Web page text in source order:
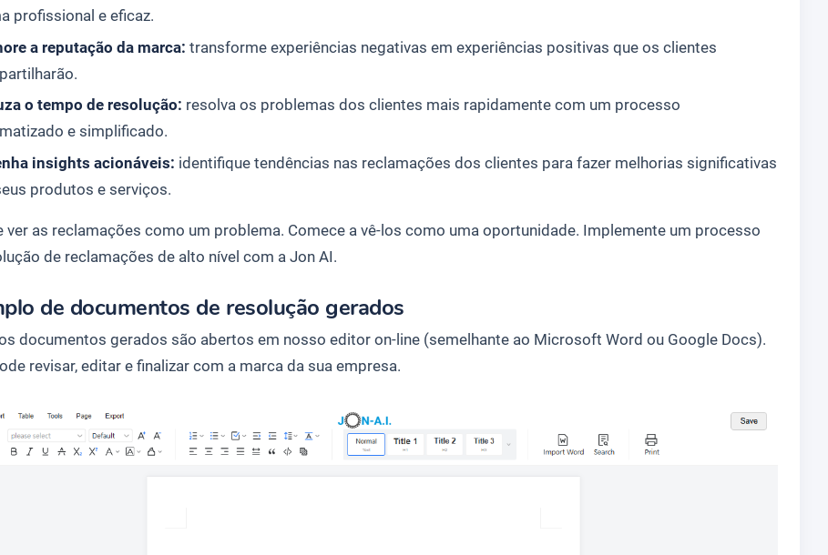
profissional e eficaz.
a reputação da marca: transforme experiências negativas em experiências positivas que os clientes
o tempo de resolução: resolva os problemas dos clientes mais rapidamente com um processo
e simplificado.
insights acionáveis: identifique tendências nas reclamações dos clientes para fazer melhorias significativas
produtos e serviços.
ver as reclamações como um problema. Comece a vê-los como uma oportunidade. Implemente um processo
de reclamações de alto nível com a Jon AI.
de documentos de resolução gerados
documentos gerados são abertos em nosso editor on-line (semelhante ao Microsoft Word ou Google Docs).
revisar, editar e finalizar com a marca da sua empresa.